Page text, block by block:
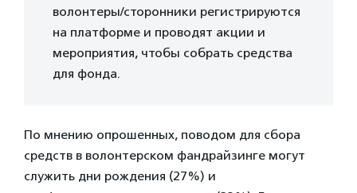
волонтеры/сторонники регистрируются
на платформе и проводят акции и
мероприятия, чтобы собрать средства
для фонда.
По мнению опрошенных, поводом для сбора
средств в волонтерском фандрайзинге могут
служить дни рождения (27%) и